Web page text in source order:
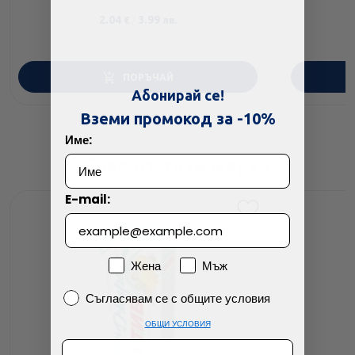
Още от тази марка
Абонирай се!
Вземи промокод за -10%
Име:
E-mail:
ПолЖена
Мъж
Съгласявам се с общите условия
Съгласявам се с общите условия
ОБЩИ УСЛОВИЯ